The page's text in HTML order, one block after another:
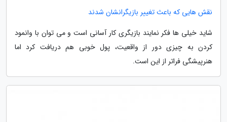
نقش هایی که باعث تغییر بازیگرانشان شدند
شاید خیلی ها فکر نمایند بازیگری کار آسانی است و می توان با وانمود
کردن به چیزی دور از واقعیت، پول خوبی هم دریافت کرد اما
هنرپیشگی فراتر از این است.